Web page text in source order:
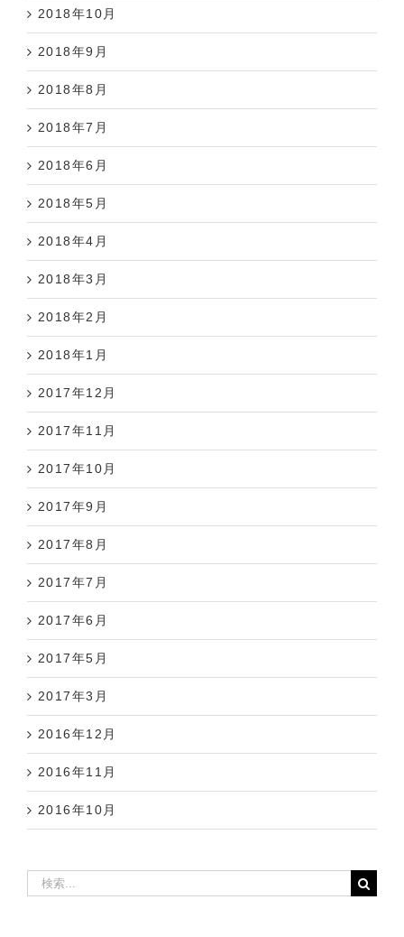
2018年10月
2018年9月
2018年8月
2018年7月
2018年6月
2018年5月
2018年4月
2018年3月
2018年2月
2018年1月
2017年12月
2017年11月
2017年10月
2017年9月
2017年8月
2017年7月
2017年6月
2017年5月
2017年3月
2016年12月
2016年11月
2016年10月
検
索